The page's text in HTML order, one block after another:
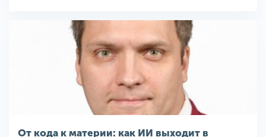
От кода к материи: как ИИ выходит в